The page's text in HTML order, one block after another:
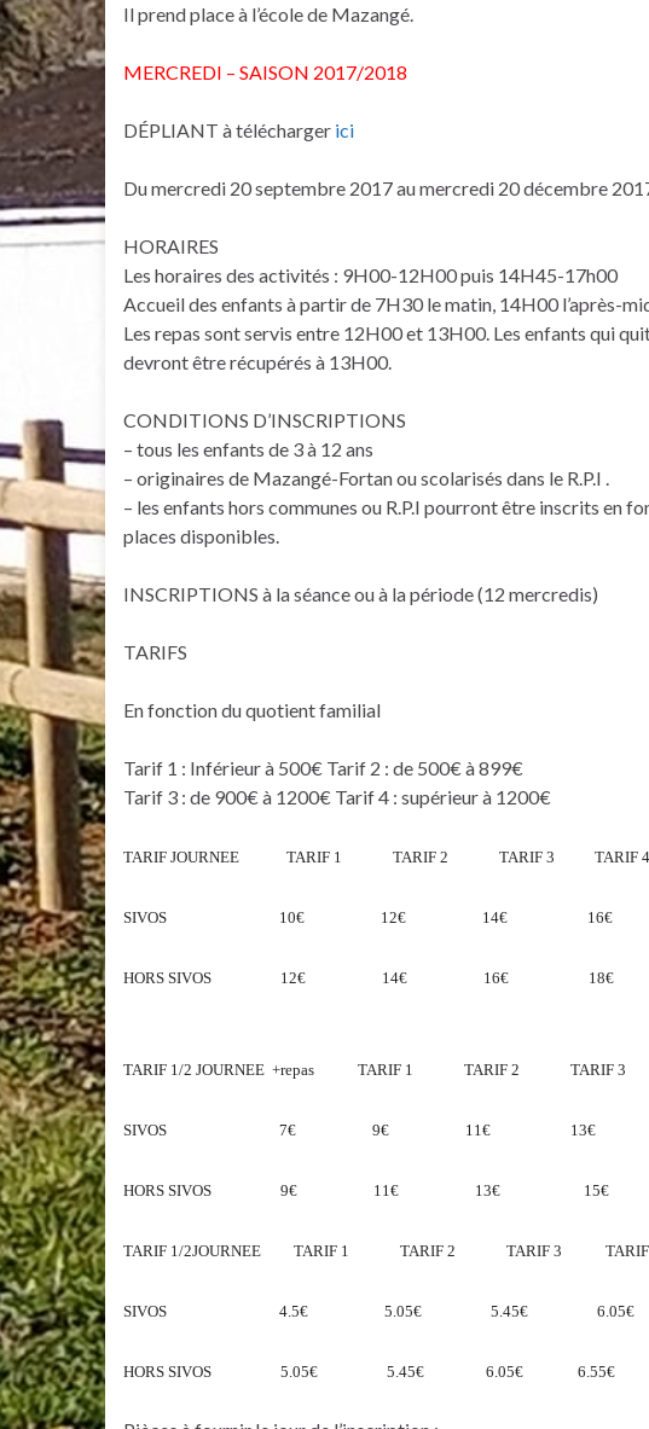
Il prend place à l’école de Mazangé.
MERCREDI – SAISON 2017/2018
DÉPLIANT à télécharger ici
Du mercredi 20 septembre 2017 au mercredi 20 décembre
HORAIRES
Les horaires des activités : 9H00-12H00 puis 14H45-17h00
Accueil des enfants à partir de 7H30 le matin, 14H00 l’après-
Les repas sont servis entre 12H00 et 13H00. Les enfants qui
devront être récupérés à 13H00.
CONDITIONS D’INSCRIPTIONS
– tous les enfants de 3 à 12 ans
– originaires de Mazangé-Fortan ou scolarisés dans le R.P.I .
– les enfants hors communes ou R.P.I pourront être inscrits en
places disponibles.
INSCRIPTIONS à la séance ou à la période (12 mercredis)
TARIFS
En fonction du quotient familial
Tarif 1 : Inférieur à 500€ Tarif 2 : de 500€ à 899€
Tarif 3 : de 900€ à 1200€ Tarif 4 : supérieur à 1200€
TARIF JOURNEE TARIF 1 TARIF 2 TARIF 3 TARIF 4
SIVOS 10€ 12€ 14€ 16€
HORS SIVOS 12€ 14€ 16€ 18€
TARIF 1/2 JOURNEE +repas TARIF 1 TARIF 2 TARIF 3
SIVOS 7€ 9€ 11€ 13€
HORS SIVOS 9€ 11€ 13€ 15€
TARIF 1/2JOURNEE TARIF 1 TARIF 2 TARIF 3 TARIF
SIVOS 4.5€ 5.05€ 5.45€ 6.05€
HORS SIVOS 5.05€ 5.45€ 6.05€ 6.55€